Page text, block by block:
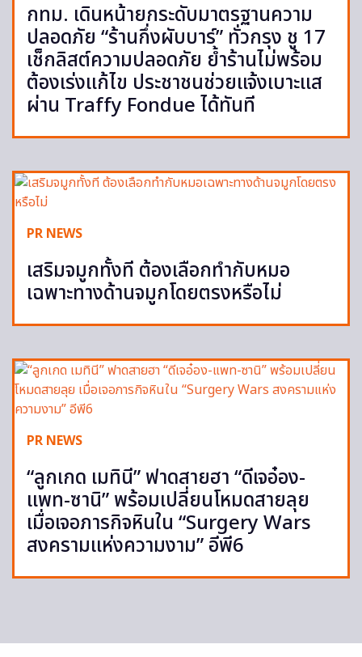
กทม. เดินหน้ายกระดับมาตรฐานความ
ปลอดภัย “ร้านกึ่งผับบาร์” ทั่วกรุง ชู 17
เช็กลิสต์ความปลอดภัย ย้ำร้านไม่พร้อม
ต้องเร่งแก้ไข ประชาชนช่วยแจ้งเบาะแส
ผ่าน Traffy Fondue ได้ทันที
PR NEWS
เสริมจมูกทั้งที ต้องเลือกทำกับหมอ
เฉพาะทางด้านจมูกโดยตรงหรือไม่
PR NEWS
“ลูกเกด เมทินี” ฟาดสายฮา “ดีเจอ๋อง-
แพท-ซานิ” พร้อมเปลี่ยนโหมดสายลุย
เมื่อเจอภารกิจหินใน “Surgery Wars
สงครามแห่งความงาม” อีพี6